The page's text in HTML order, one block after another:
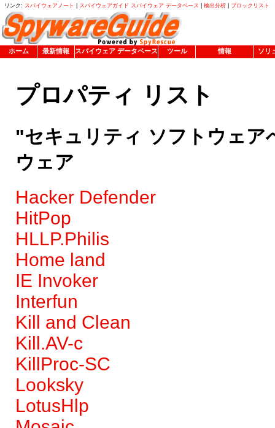
リンク: スパイウェアノート スパイウェアガイド スパイウェア データベース 検出分析 ブロックリスト
ホーム 最新情報 スパイウェア データベース ツール 情報 ソリ
プロパティ リスト
"セキュリティ ソフトウェア
ウェア
Hacker Defender
HitPop
HLLP.Philis
Home land
IE Invoker
Interfun
Kill and Clean
Kill.AV-c
KillProc-SC
Looksky
LotusHlp